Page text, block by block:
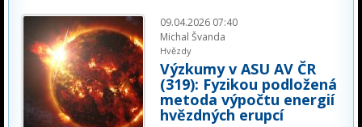
09.04.2026 07:40
Michal Švanda
Hvězdy
Výzkumy v ASU AV ČR
(319): Fyzikou podložená
metoda výpočtu energií
hvězdných erupcí